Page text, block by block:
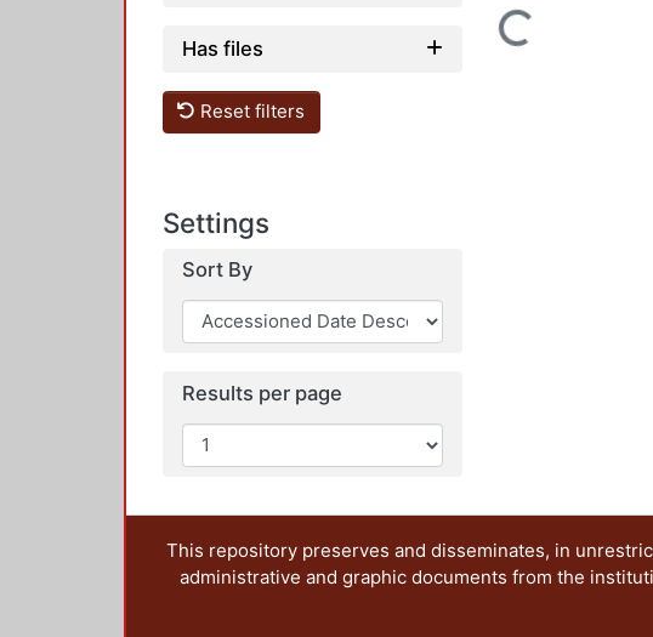
Has files
Reset filters
Settings
Sort By
Results per page
Loading...
This repository preserves and disseminates, in
administrative and graphic documents from the